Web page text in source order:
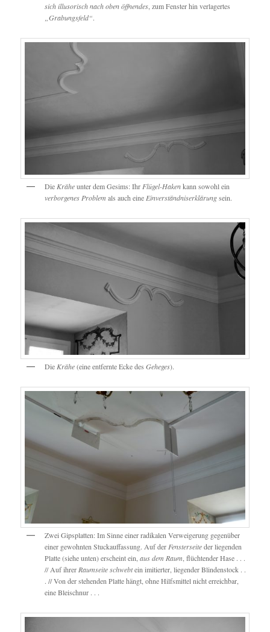
sich illusorisch nach oben öffnendes , zum Fenster hin verlagertes
„Grabungsfeld“.
Die Kräheunter dem Gesims: Ihr Flügel-Hakenkann sowohl ein
verborgenes Problem als auch eine Einverständniserklärungsein.
Die Krähe(eine entfernte Ecke desGeheges).
Zwei Gipsplatten: Im Sinne einer radikalen Verweigerung gegenüber
einer gewohnten Stuckauffassung. Auf der Fensterseiteder liegenden
Platte (siehe unten) erscheint ein,aus dem Raum , flüchtender Hase . . .
// Auf ihrer Raumseite schwebtein imitierter, liegender Blindenstock . .
. // Von der stehenden Platte hängt, ohne Hilfsmittel nicht erreichbar,
eine Bleischnur . . .